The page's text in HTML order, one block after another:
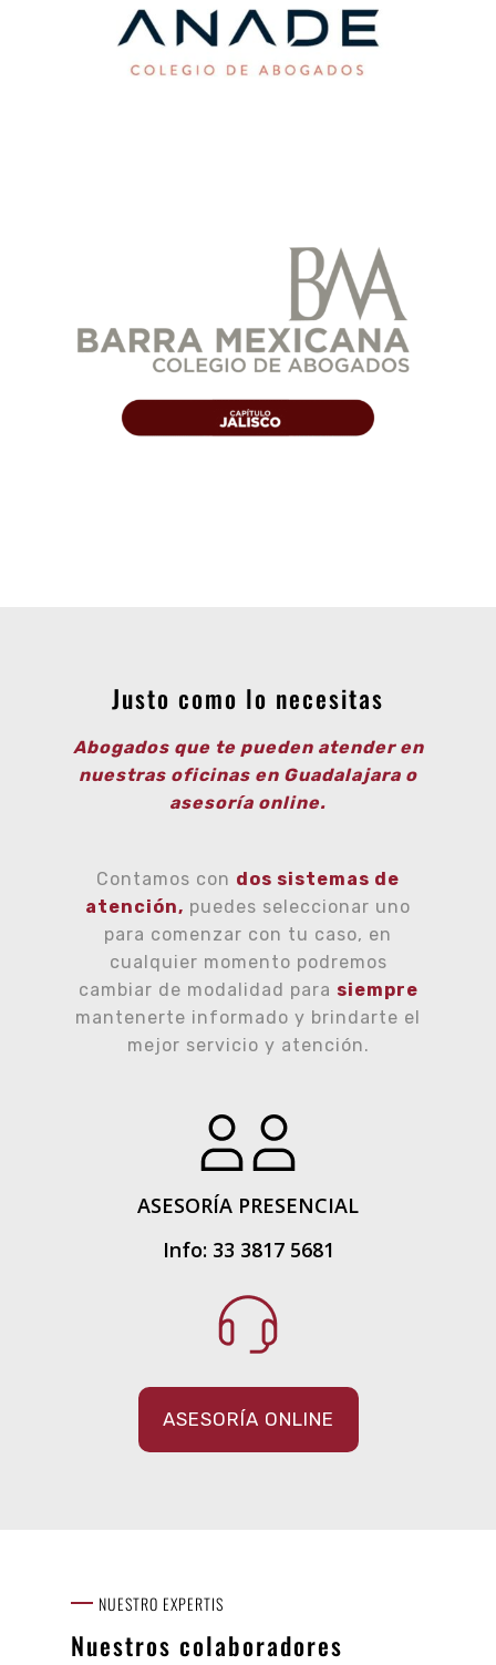
Justo como lo necesitas
Abogados que te pueden atender en
nuestras oficinas en Guadalajara o
asesoría online.
Contamos con dos sistemas de
atención, puedes seleccionar uno
para comenzar con tu caso, en
cualquier momento podremos
cambiar de modalidad para siempre
mantenerte informado y brindarte el
mejor servicio y atención.
ASESORÍA PRESENCIAL
Info: 33 3817 5681
ASESORÍA ONLINE
NUESTRO EXPERTIS
Nuestros colaboradores